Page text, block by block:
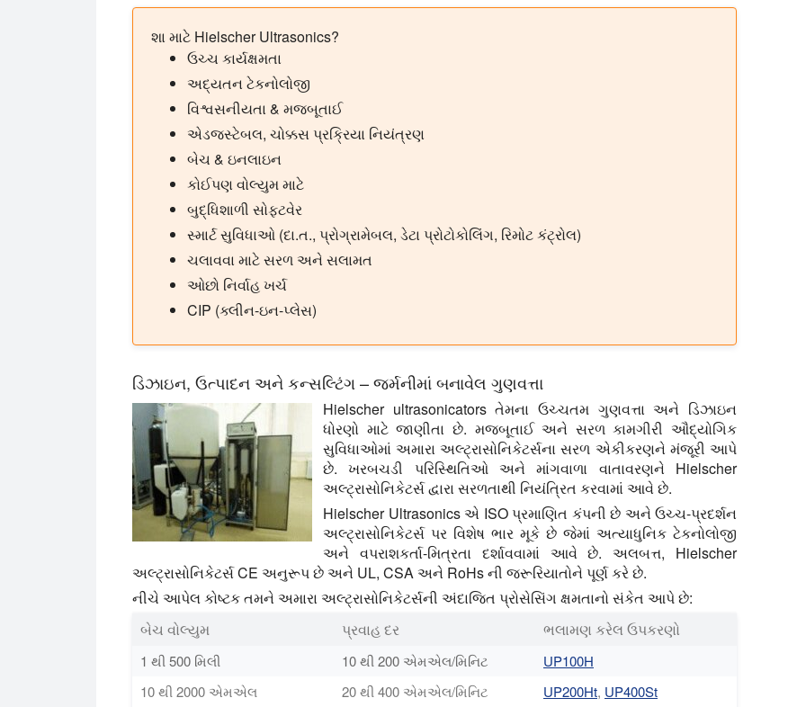
શા માટે Hielscher Ultrasonics?
ઉચ્ચ કાર્યક્ષમતા
અદ્યતન ટેકનોલોજી
વિશ્વસનીયતા & મજબૂતાઈ
એડજસ્ટેબલ, ચોક્કસ પ્રક્રિયા નિયંત્રણ
બેચ & ઇનલાઇન
કોઈપણ વોલ્યુમ માટે
બુદ્ધિશાળી સોફ્ટવેર
સ્માર્ટ સુવિધાઓ (દા.ત., પ્રોગ્રામેબલ, ડેટા પ્રોટોકોલિંગ, રિમોટ કંટ્રોલ)
ચલાવવા માટે સરળ અને સલામત
ઓછો નિર્વાહ ખર્ચ
CIP (ક્લીન-ઇન-પ્લેસ)
ડિઝાઇન, ઉત્પાદન અને કન્સલ્ટિંગ – જર્મનીમાં બનાવેલ ગુણવત્તા
Hielscher ultrasonicators તેમના ઉચ્ચતમ ગુણવત્તા અને ડિઝાઇન
ધોરણો માટે જાણીતા છે. મજબૂતાઈ અને સરળ કામગીરી ઔદ્યોગિક
સુવિધાઓમાં અમારા અલ્ટ્રાસોનિકેટર્સના સરળ એકીકરણને મંજૂરી આપે
છે. ખરબચડી પરિસ્થિતિઓ અને માંગવાળા વાતાવરણને Hielscher
અલ્ટ્રાસોનિકેટર્સ દ્વારા સરળતાથી નિયંત્રિત કરવામાં આવે છે.
Hielscher Ultrasonics એ ISO પ્રમાણિત કંપની છે અને ઉચ્ચ-પ્રદર્શન
અલ્ટ્રાસોનિકેટર્સ પર વિશેષ ભાર મૂકે છે જેમાં અત્યાધુનિક ટેકનોલોજી
અને વપરાશકર્તા-મિત્રતા દર્શાવવામાં આવે છે. અલબત્ત, Hielscher
અલ્ટ્રાસોનિકેટર્સ CE અનુરૂપ છે અને UL, CSA અને RoHs ની જરૂરિયાતોને પૂર્ણ કરે છે.
નીચે આપેલ કોષ્ટક તમને અમારા અલ્ટ્રાસોનિકેટર્સની અંદાજિત પ્રોસેસિંગ ક્ષમતાનો સંકેત આપે છે:
બેચ વોલ્યુમ
પ્રવાહ દર ભલામણ કરેલ ઉપકરણો
1 થી 500 મિલી 10 થી 200 એમએલ/મિનિટ
UP100H
10 થી 2000 એમએલ
20 થી 400 એમએલ/મિનિટ UP200Ht, UP400St